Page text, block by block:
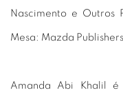
Nascimento e Outros
Mesa: Mazda
Amanda Abi Khalil